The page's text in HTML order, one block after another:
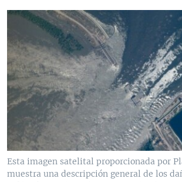
Esta imagen satelital proporcionada por
muestra una descripción general de los